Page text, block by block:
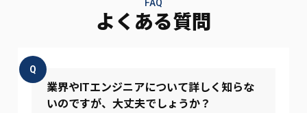
FAQ
よくある質問
Q
業界やITエンジニアについて詳しく知らな
いのですが、大丈夫でしょうか？